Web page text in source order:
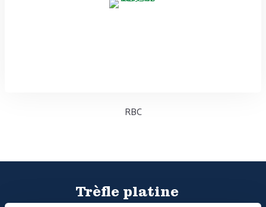
RBC
Trèfle platine